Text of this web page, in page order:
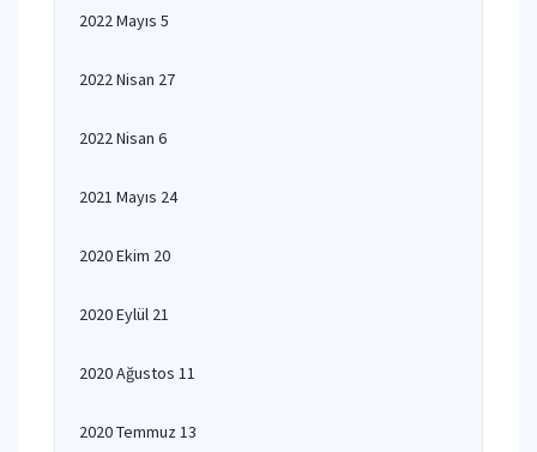
2022 Mayıs 5
2022 Nisan 27
2022 Nisan 6
2021 Mayıs 24
2020 Ekim 20
2020 Eylül 21
2020 Ağustos 11
2020 Temmuz 13